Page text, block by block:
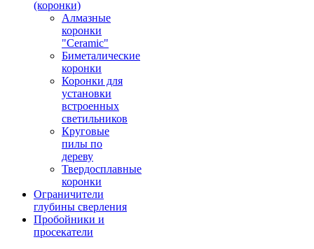
(коронки)
Алмазные
коронки
"Ceramic"
Биметалические
коронки
Коронки для
установки
встроенных
светильников
Круговые
пилы по
дереву
Твердосплавные
коронки
Ограничители
глубины сверления
Пробойники и
просекатели